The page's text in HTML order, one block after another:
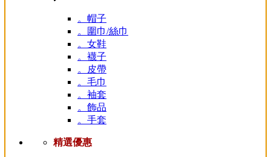
。帽子
。圍巾/絲巾
。女鞋
。襪子
。皮帶
。毛巾
。袖套
。飾品
。手套
精選優惠